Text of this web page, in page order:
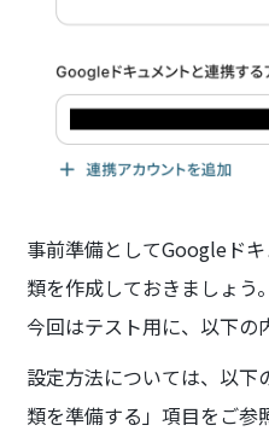
事前準備としてGoogleド
類を作成しておきましょう。
今回はテスト用に、以下の
設定方法については、以下
類を準備する」項目をご参